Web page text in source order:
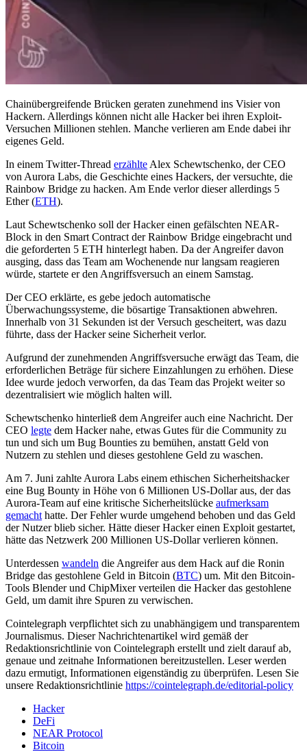
Chainübergreifende Brücken geraten zunehmend ins Visier von
Hackern. Allerdings können nicht alle Hacker bei ihren Exploit-
Versuchen Millionen stehlen. Manche verlieren am Ende dabei ihr
eigenes Geld.
In einem Twitter-Thread erzählte Alex Schewtschenko, der CEO
von Aurora Labs, die Geschichte eines Hackers, der versuchte, die
Rainbow Bridge zu hacken. Am Ende verlor dieser allerdings 5
Ether (ETH).
Laut Schewtschenko soll der Hacker einen gefälschten NEAR-
Block in den Smart Contract der Rainbow Bridge eingebracht und
die geforderten 5 ETH hinterlegt haben. Da der Angreifer davon
ausging, dass das Team am Wochenende nur langsam reagieren
würde, startete er den Angriffsversuch an einem Samstag.
Der CEO erklärte, es gebe jedoch automatische
Überwachungssysteme, die bösartige Transaktionen abwehren.
Innerhalb von 31 Sekunden ist der Versuch gescheitert, was dazu
führte, dass der Hacker seine Sicherheit verlor.
Aufgrund der zunehmenden Angriffsversuche erwägt das Team, die
erforderlichen Beträge für sichere Einzahlungen zu erhöhen. Diese
Idee wurde jedoch verworfen, da das Team das Projekt weiter so
dezentralisiert wie möglich halten will.
Schewtschenko hinterließ dem Angreifer auch eine Nachricht. Der
CEO legte dem Hacker nahe, etwas Gutes für die Community zu
tun und sich um Bug Bounties zu bemühen, anstatt Geld von
Nutzern zu stehlen und dieses gestohlene Geld zu waschen.
Am 7. Juni zahlte Aurora Labs einem ethischen Sicherheitshacker
eine Bug Bounty in Höhe von 6 Millionen US-Dollar aus, der das
Aurora-Team auf eine kritische Sicherheitslücke aufmerksam
gemacht hatte. Der Fehler wurde umgehend behoben und das Geld
der Nutzer blieb sicher. Hätte dieser Hacker einen Exploit gestartet,
hätte das Netzwerk 200 Millionen US-Dollar verlieren können.
Unterdessen wandeln die Angreifer aus dem Hack auf die Ronin
Bridge das gestohlene Geld in Bitcoin (BTC) um. Mit den Bitcoin-
Tools Blender und ChipMixer verteilen die Hacker das gestohlene
Geld, um damit ihre Spuren zu verwischen.
Cointelegraph verpflichtet sich zu unabhängigem und transparentem
Journalismus. Dieser Nachrichtenartikel wird gemäß der
Redaktionsrichtlinie von Cointelegraph erstellt und zielt darauf ab,
genaue und zeitnahe Informationen bereitzustellen. Leser werden
dazu ermutigt, Informationen eigenständig zu überprüfen. Lesen Sie
unsere Redaktionsrichtlinie https://cointelegraph.de/editorial-policy
Hacker
DeFi
NEAR Protocol
Bitcoin